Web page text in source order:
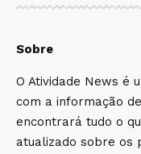
Sobre
O Atividade News é
com a informação
encontrará tudo o
atualizado sobre os